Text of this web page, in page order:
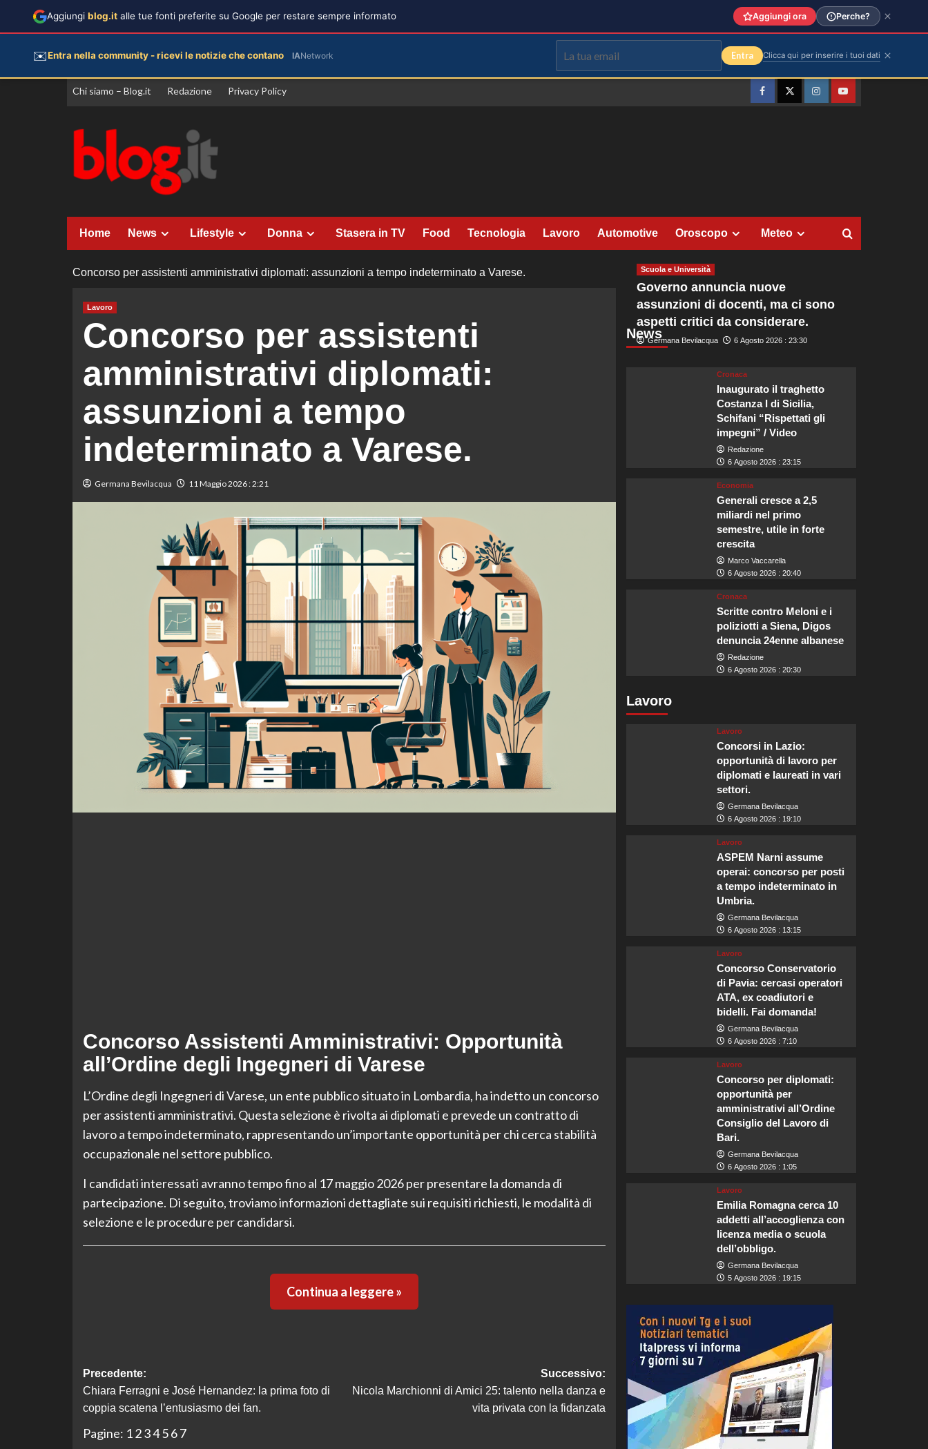
Vai
Chi siamo – Blog.it Redazione Privacy Policy
FacebookTwitterInstagramYouTube
Home News Lifestyle Donna Stasera in TV Food Tecnologia Lavoro Automotive Oroscopo Meteo
Concorso per assistenti amministrativi diplomati: assunzioni a tempo indeterminato a Varese.
Lavoro
Concorso per assistenti
amministrativi diplomati:
assunzioni a tempo
indeterminato a Varese.
Germana Bevilacqua 11 Maggio 2026 : 2:21
Concorso Assistenti Amministrativi: Opportunità
all’Ordine degli Ingegneri di Varese
L’Ordine degli Ingegneri di Varese, un ente pubblico situato in Lombardia, ha indetto un concorso
per assistenti amministrativi. Questa selezione è rivolta ai diplomati e prevede un contratto di
lavoro a tempo indeterminato, rappresentando un’importante opportunità per chi cerca stabilità
occupazionale nel settore pubblico.
I candidati interessati avranno tempo fino al 17 maggio 2026 per presentare la domanda di
partecipazione. Di seguito, troviamo informazioni dettagliate sui requisiti richiesti, le modalità di
selezione e le procedure per candidarsi.
Continua a leggere »
Navigazione
articolo
Precedente:
Chiara Ferragni e José Hernandez: la prima foto di
coppia scatena l’entusiasmo dei fan.
Successivo:
Nicola Marchionni di Amici 25: talento nella danza e
vita privata con la fidanzata
Pagine: 1 2 34 5 6 7
News
Scuola e Università
Governo annuncia nuove
assunzioni di docenti, ma ci sono
aspetti critici da considerare.
Germana Bevilacqua 6 Agosto 2026 : 23:30
Cronaca
Inaugurato il traghetto
Costanza I di Sicilia,
Schifani “Rispettati gli
impegni” / Video
Redazione
6 Agosto 2026 : 23:15
Economia
Generali cresce a 2,5
miliardi nel primo
semestre, utile in forte
crescita
Marco Vaccarella
6 Agosto 2026 : 20:40
Cronaca
Scritte contro Meloni e i
poliziotti a Siena, Digos
denuncia 24enne albanese
Redazione
6 Agosto 2026 : 20:30
Lavoro
Lavoro
Concorsi in Lazio:
opportunità di lavoro per
diplomati e laureati in vari
settori.
Germana Bevilacqua
6 Agosto 2026 : 19:10
Lavoro
ASPEM Narni assume
operai: concorso per posti
a tempo indeterminato in
Umbria.
Germana Bevilacqua
6 Agosto 2026 : 13:15
Lavoro
Concorso Conservatorio
di Pavia: cercasi operatori
ATA, ex coadiutori e
bidelli. Fai domanda!
Germana Bevilacqua
6 Agosto 2026 : 7:10
Lavoro
Concorso per diplomati:
opportunità per
amministrativi all’Ordine
Consiglio del Lavoro di
Bari.
Germana Bevilacqua
6 Agosto 2026 : 1:05
Lavoro
Emilia Romagna cerca 10
addetti all’accoglienza con
licenza media o scuola
dell’obbligo.
Germana Bevilacqua
5 Agosto 2026 : 19:15
Aggiungi blog.it alle tue fonti preferite su Google per restare sempre informato Aggiungi ora Perche?
✉️Entra nella community - ricevi le notizie che contano IANetwork Entra Clicca qui per inserire i tuoi dati